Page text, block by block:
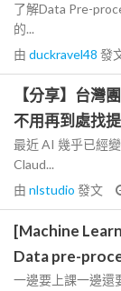
了解Data Pre-
的...
由 duckravel48 發
【分享】台灣
不用再到處找
最近 AI 幾乎已經
Claud...
由 nlstudio 發文
[Machine
Data pre-
一邊要上課一邊還